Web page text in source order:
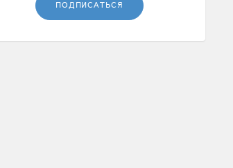
ПОДПИСАТЬСЯ